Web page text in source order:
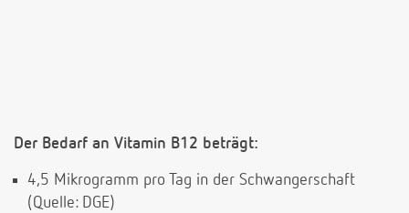
Der Bedarf an Vitamin B12 beträgt:
4,5 Mikrogramm pro Tag in der Schwangerschaft
(Quelle: DGE)